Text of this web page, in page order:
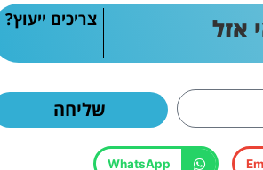
אזל צריכים ייעוץ?
שליחה
WhatsApp